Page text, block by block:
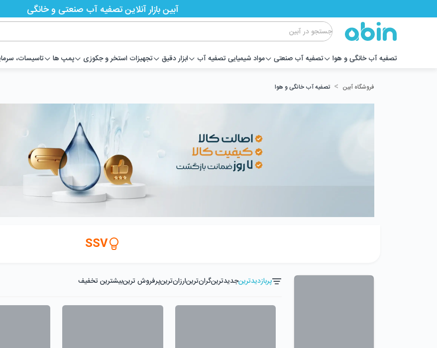
تصفیه آب خانگی و هوا تصفیه آب صنعتی مواد شیمیایی تصفیه آب ابزار دقیق تجهیزات استخر و جکوزی پمپ ها تاسیسات،
آبین بازار آنلاین تصفیه آب صنعتی و خانگی
فروشگاه آبین > تصفیه آب خانگی و هوا
SSV
پربازدیدترینجدیدترینگران‌ترینارزان‌ترینپرفروش ترینبیشترین تخفیف